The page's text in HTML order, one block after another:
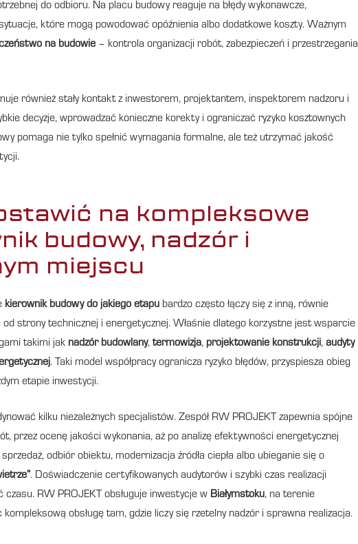
do odbioru. Na placu budowy reaguje na błędy wykonawcze,
które mogą powodować opóźnienia albo dodatkowe koszty. Ważnym
na budowie – kontrola organizacji robót, zabezpieczeń i przestrzegania
również stały kontakt z inwestorem, projektantem, inspektorem nadzoru i
decyzje, wprowadzać konieczne korekty i ograniczać ryzyko kosztownych
pomaga nie tylko spełnić wymagania formalne, ale też utrzymać jakość
na kompleksowe
budowy, nadzór i
miejscu
kierownik budowy do jakiego etapu bardzo często łączy się z inną, równie
strony technicznej i energetycznej. Właśnie dlatego korzystne jest wsparcie
takimi jak nadzór budowlany, termowizja, projektowanie konstrukcji, audyty
. Taki model współpracy ogranicza ryzyko błędów, przyspiesza obieg
etapie inwestycji.
kilku niezależnych specjalistów. Zespół RW PROJEKT zapewnia spójne
przez ocenę jakości wykonania, aż po analizę efektywności energetycznej
odbiór obiektu, modernizacja źródła ciepła albo ubieganie się o
. Doświadczenie certyfikowanych audytorów i szybki czas realizacji
czasu. RW PROJEKT obsługuje inwestycje w Białymstoku, na terenie
kompleksową obsługę tam, gdzie liczy się rzetelny nadzór i sprawna realizacja.